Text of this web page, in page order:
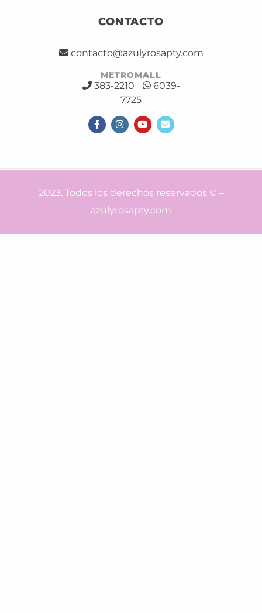
CONTACTO
contacto@azulyrosapty.com
METROMALL
383-2210
6039-
7725
2023. Todos los derechos reservados © –
azulyrosapty.com